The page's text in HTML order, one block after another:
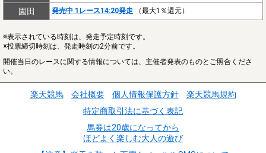
園田 発売中 1レース14:20発走 （最大1％還元）
※表示されている時刻は、発走予定時刻です。
※投票締切時刻は、発走時刻の2分前です。
開催当日のレースに関する情報については、主催者発表のものとご照合くださ
い。
楽天競馬 会社概要 個人情報保護方針
楽天競馬規約
特定商取引法に基づく表記
馬券は20歳になってから
ほどよく楽しむ大人の遊び